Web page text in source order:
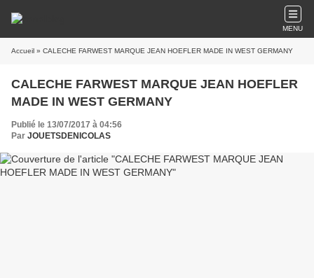
MENU
Accueil » CALECHE FARWEST MARQUE JEAN HOEFLER MADE IN WEST GERMANY
CALECHE FARWEST MARQUE JEAN HOEFLER
MADE IN WEST GERMANY
Publié le 13/07/2017 à 04:56
Par JOUETSDENICOLAS